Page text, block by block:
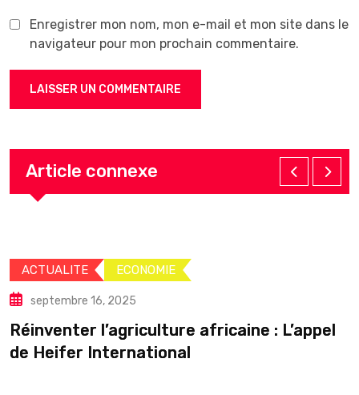
Enregistrer mon nom, mon e-mail et mon site dans le
navigateur pour mon prochain commentaire.
Article connexe
ECONOMIE
septembre 16, 2025
l’agriculture africaine : L’appel
Heifer International